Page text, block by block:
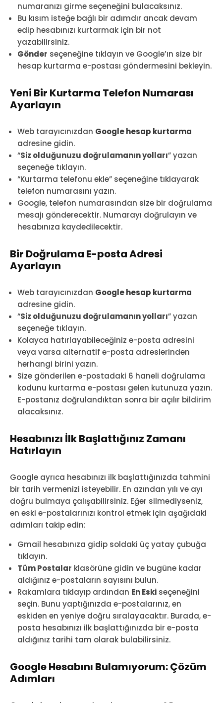
numaranızı girme seçeneğini bulacaksınız.
Bu kısım isteğe bağlı bir adımdır ancak devam
edip hesabınızı kurtarmak için bir not
yazabilirsiniz.
Gönder seçeneğine tıklayın ve Google’ın size bir
hesap kurtarma e-postası göndermesini bekleyin.
Yeni Bir Kurtarma Telefon Numarası
Ayarlayın
Web tarayıcınızdan Google hesap kurtarma
adresine gidin.
“Siz olduğunuzu doğrulamanın yolları” yazan
seçeneğe tıklayın.
“Kurtarma telefonu ekle” seçeneğine tıklayarak
telefon numarasını yazın.
Google, telefon numarasından size bir doğrulama
mesajı gönderecektir. Numarayı doğrulayın ve
hesabınıza kaydedilecektir.
Bir Doğrulama E-posta Adresi
Ayarlayın
Web tarayıcınızdan Google hesap kurtarma
adresine gidin.
“Siz olduğunuzu doğrulamanın yolları” yazan
seçeneğe tıklayın.
Kolayca hatırlayabileceğiniz e-posta adresini
veya varsa alternatif e-posta adreslerinden
herhangi birini yazın.
Size gönderilen e-postadaki 6 haneli doğrulama
kodunu kurtarma e-postası gelen kutunuza yazın.
E-postanız doğrulandıktan sonra bir açılır bildirim
alacaksınız.
Hesabınızı İlk Başlattığınız Zamanı
Hatırlayın
Google ayrıca hesabınızı ilk başlattığınızda tahmini
bir tarih vermenizi isteyebilir. En azından yılı ve ayı
doğru bulmaya çalışabilirsiniz. Eğer silmediyseniz,
en eski e-postalarınızı kontrol etmek için aşağıdaki
adımları takip edin:
Gmail hesabınıza gidip soldaki üç yatay çubuğa
tıklayın.
Tüm Postalar klasörüne gidin ve bugüne kadar
aldığınız e-postaların sayısını bulun.
Rakamlara tıklayıp ardından En Eski seçeneğini
seçin. Bunu yaptığınızda e-postalarınız, en
eskiden en yeniye doğru sıralayacaktır. Burada, e-
posta hesabınızı ilk başlattığınızda bir e-posta
aldığınız tarihi tam olarak bulabilirsiniz.
Google Hesabını Bulamıyorum: Çözüm
Adımları